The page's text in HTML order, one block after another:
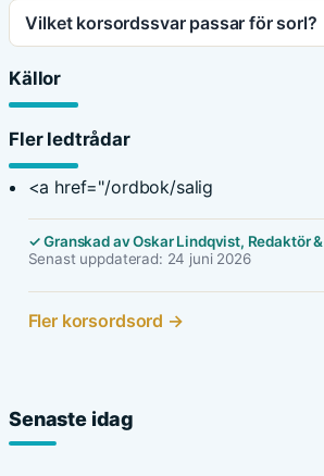
Vilket korsordssvar passar för sorl?
Källor
Fler ledtrådar
<a href="/ordbok/salig
✓ Granskad av Oskar Lindqvist, Redaktör
Senast uppdaterad: 24 juni 2026
Fler korsordsord →
Senaste idag